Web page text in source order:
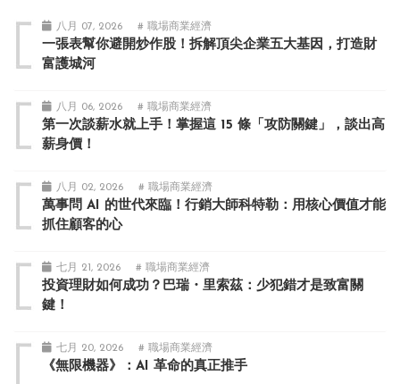
八月 07, 2026 # 職場商業經濟
一張表幫你避開炒作股！拆解頂尖企業五大基因，打造財
富護城河
八月 06, 2026 # 職場商業經濟
第一次談薪水就上手！掌握這 15 條「攻防關鍵」，談出高
薪身價！
八月 02, 2026 # 職場商業經濟
萬事問 AI 的世代來臨！行銷大師科特勒：用核心價值才能
抓住顧客的心
七月 21, 2026 # 職場商業經濟
投資理財如何成功？巴瑞・里索茲：少犯錯才是致富關
鍵！
七月 20, 2026 # 職場商業經濟
《無限機器》：AI 革命的真正推手